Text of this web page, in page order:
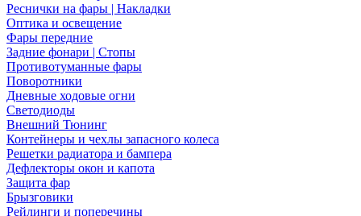
Реснички на фары | Накладки
Оптика и освещение
Фары передние
Задние фонари | Стопы
Противотуманные фары
Поворотники
Дневные ходовые огни
Светодиоды
Внешний Тюнинг
Контейнеры и чехлы запасного колеса
Решетки радиатора и бампера
Дефлекторы окон и капота
Защита фар
Брызговики
Рейлинги и поперечины